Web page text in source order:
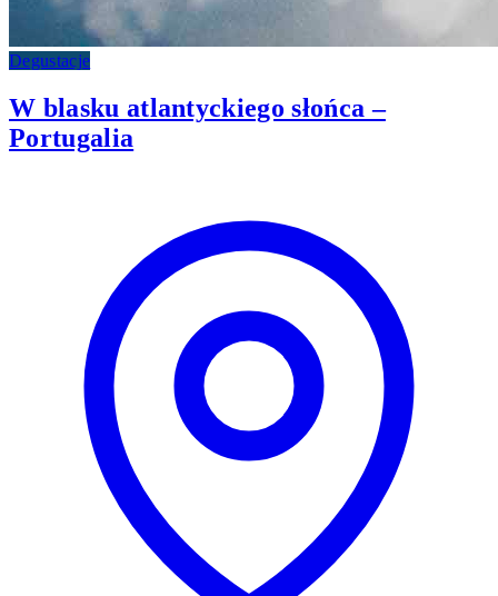
Degustacje
W blasku atlantyckiego słońca –
Portugalia